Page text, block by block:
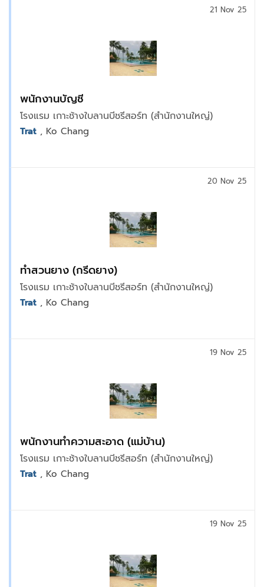
พนักงานบัญชี
โรงแรม เกาะช้างใบลานบีชรีสอร์ท (สำนักงานใหญ่)
21 Nov 25
Trat , Ko Chang
ทำสวนยาง (กรีดยาง)
โรงแรม เกาะช้างใบลานบีชรีสอร์ท (สำนักงานใหญ่)
20 Nov 25
Trat , Ko Chang
พนักงานทำความสะอาด (แม่บ้าน)
โรงแรม เกาะช้างใบลานบีชรีสอร์ท (สำนักงานใหญ่)
19 Nov 25
Trat , Ko Chang
19 Nov 25